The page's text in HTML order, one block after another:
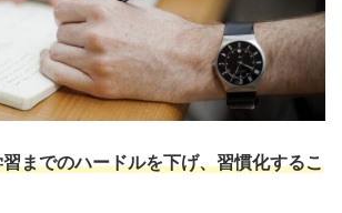
までのハードルを下げ、習慣化するこ